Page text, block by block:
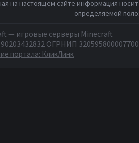
на настоящем сайте информация
определяемой
— игровые серверы Minecraft
ОГРНИП 320595800007700
портала: КликЛинк